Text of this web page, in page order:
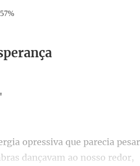
dançavam ao nosso redor,